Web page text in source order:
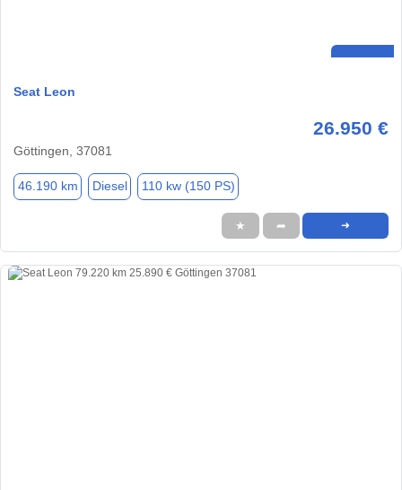
Seat Leon
26.950 €
Göttingen, 37081
46.190 km Diesel 110 kw (150 PS)
★ ➦ ➜